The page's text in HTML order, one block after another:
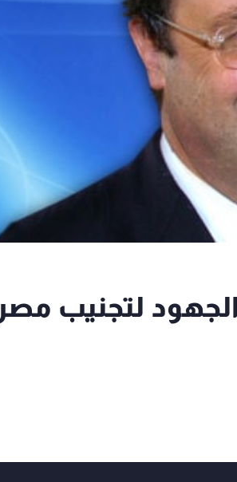
لتجنيب مصر